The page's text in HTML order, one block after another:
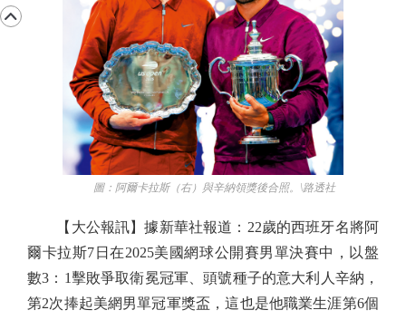
圖：阿爾卡拉斯（右）與辛納領獎後合照。\路透社
【大公報訊】據新華社報道：22歲的西班牙名將阿
爾卡拉斯7日在2025美國網球公開賽男單決賽中，以盤
數3：1擊敗爭取衛冕冠軍、頭號種子的意大利人辛納，
第2次捧起美網男單冠軍獎盃，這也是他職業生涯第6個